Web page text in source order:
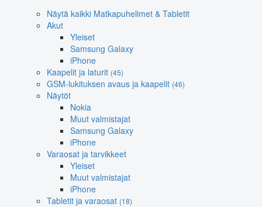
Näytä kaikki Matkapuhelimet & Tabletit
Akut
Yleiset
Samsung Galaxy
iPhone
Kaapelit ja laturit (45)
GSM-lukituksen avaus ja kaapelit (46)
Näytöt
Nokia
Muut valmistajat
Samsung Galaxy
iPhone
Varaosat ja tarvikkeet
Yleiset
Muut valmistajat
iPhone
Tabletit ja varaosat (18)